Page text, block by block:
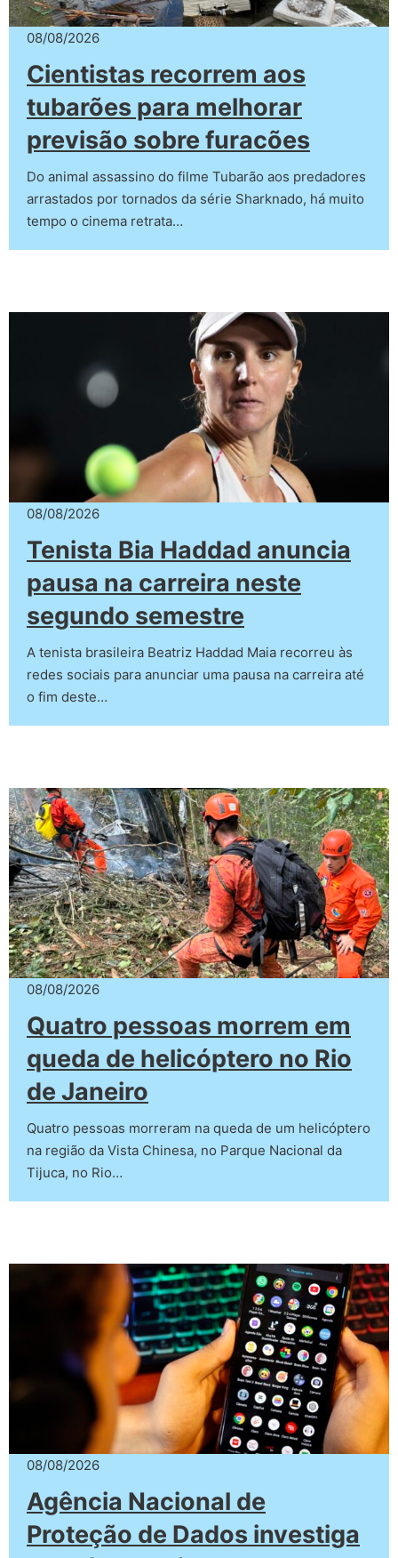
08/08/2026
Cientistas recorrem aos
tubarões para melhorar
previsão sobre furacões
Do animal assassino do filme Tubarão aos predadores
arrastados por tornados da série Sharknado, há muito
tempo o cinema retrata…
08/08/2026
Tenista Bia Haddad anuncia
pausa na carreira neste
segundo semestre
A tenista brasileira Beatriz Haddad Maia recorreu às
redes sociais para anunciar uma pausa na carreira até
o fim deste…
08/08/2026
Quatro pessoas morrem em
queda de helicóptero no Rio
de Janeiro
Quatro pessoas morreram na queda de um helicóptero
na região da Vista Chinesa, no Parque Nacional da
Tijuca, no Rio…
08/08/2026
Agência Nacional de
Proteção de Dados investiga